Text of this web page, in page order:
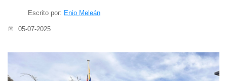
Escrito por: Enio Meleán
05-07-2025